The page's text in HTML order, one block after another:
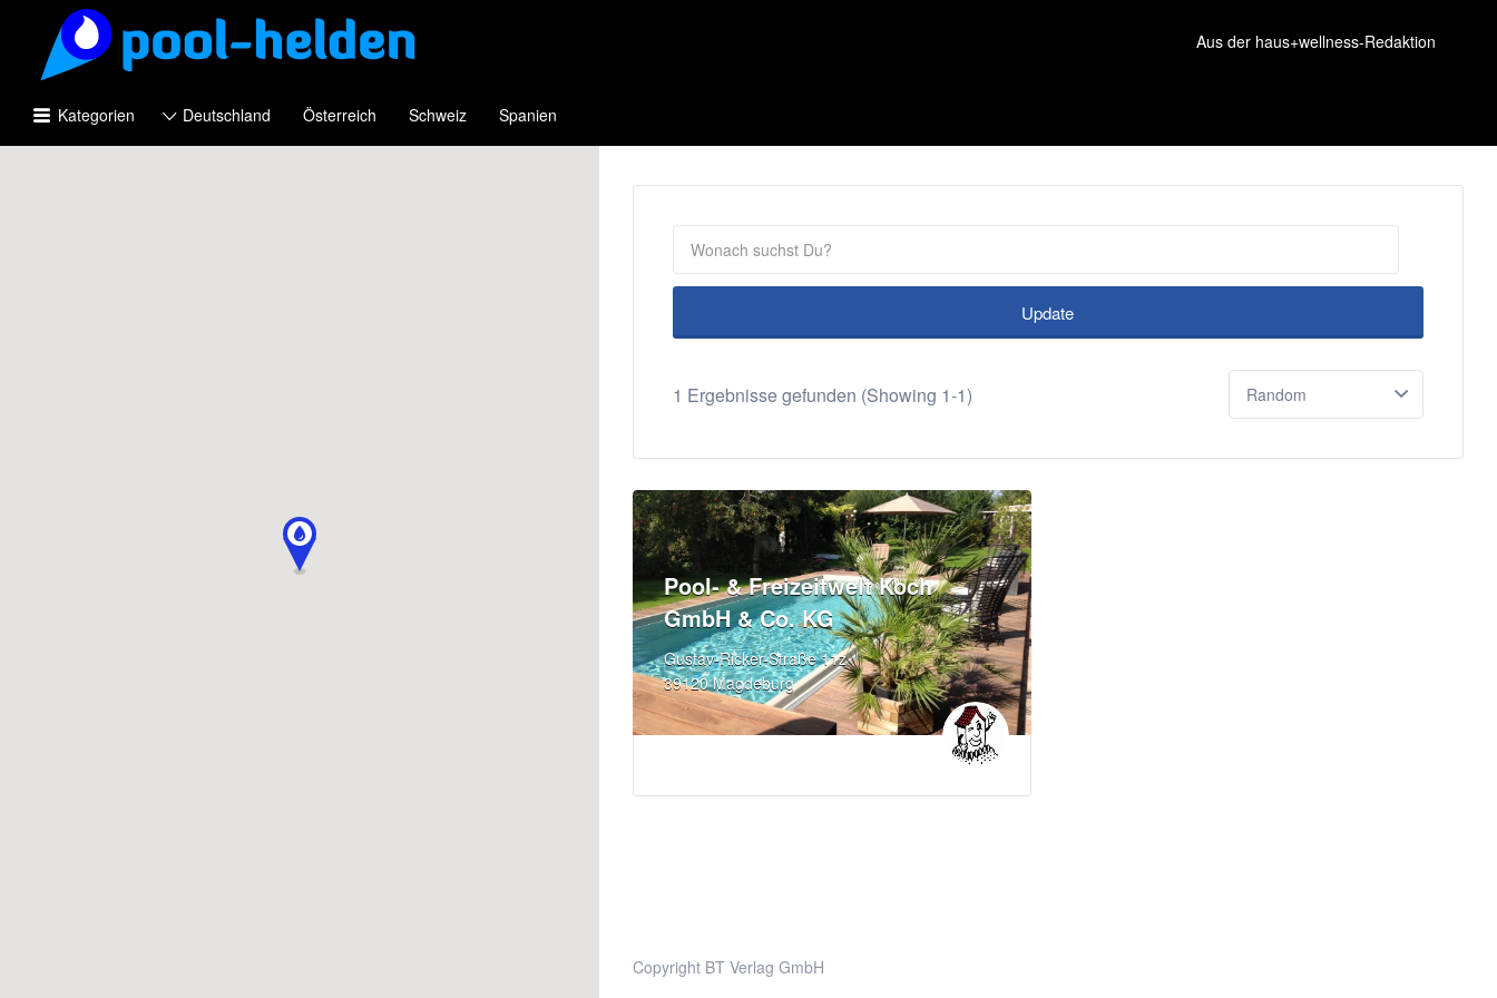
Aus der haus+wellness-Redaktion
Suchen
nach:
Kategorien Deutschland Österreich Schweiz Spanien
Update
1 Ergebnisse gefunden (Showing 1-1)
Pool- & Freizeitwelt Koch
GmbH & Co. KG
Gustav-Ricker-Straße 11z
39120 Magdeburg
Copyright BT Verlag GmbH